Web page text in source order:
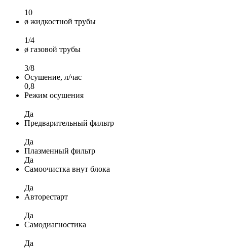
10
ø жидкостной трубы
1/4
ø газовой трубы
3/8
Осушение, л/час
0,8
Режим осушения
Да
Предварительный фильтр
Да
Плазменный фильтр
Да
Самоочистка внут блока
Да
Авторестарт
Да
Самодиагностика
Да